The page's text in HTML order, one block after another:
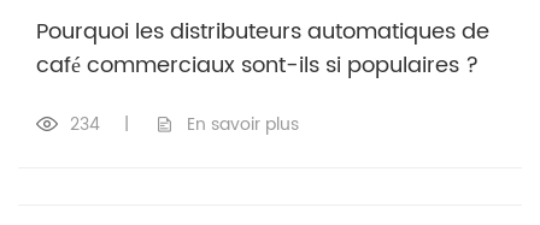
Pourquoi les distributeurs automatiques de
café commerciaux sont-ils si populaires ?
234 | En savoir plus